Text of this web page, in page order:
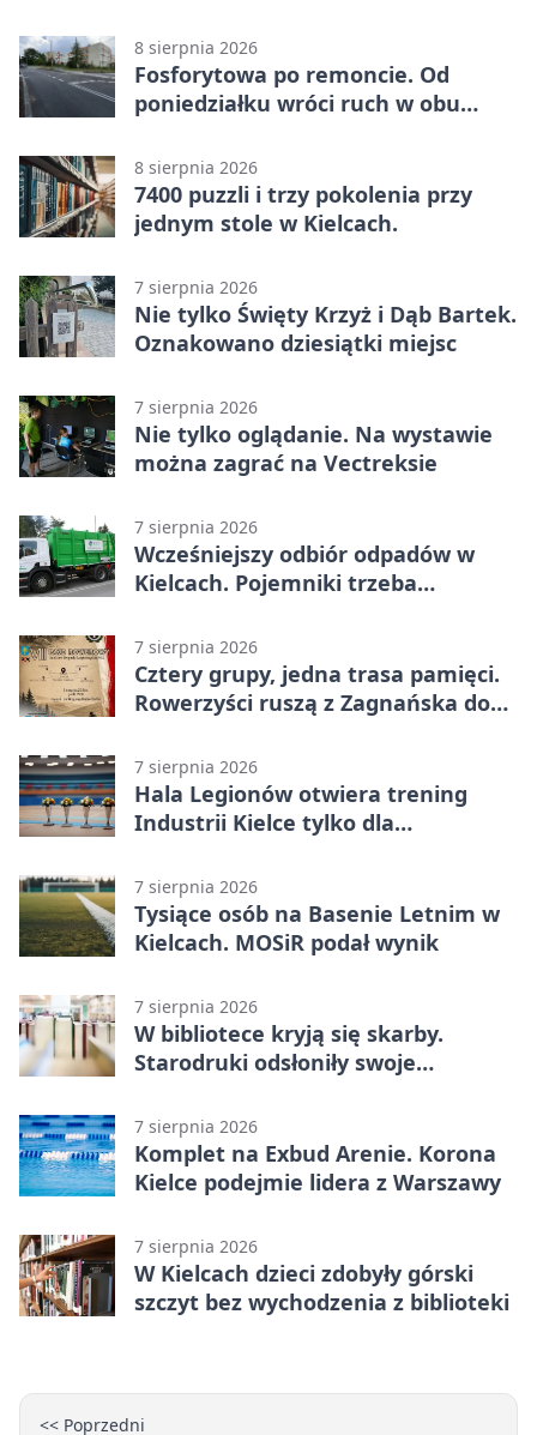
(Grupa IV)
8 sierpnia 2026
Fosforytowa po remoncie. Od
poniedziałku wróci ruch w obu
8 sierpnia 2026
7400 puzzli i trzy pokolenia przy
jednym stole w Kielcach.
7 sierpnia 2026
Nie tylko Święty Krzyż i Dąb Bartek.
Oznakowano dziesiątki miejsc
7 sierpnia 2026
Nie tylko oglądanie. Na wystawie
można zagrać na Vectreksie
7 sierpnia 2026
Wcześniejszy odbiór odpadów w
Kielcach. Pojemniki trzeba
7 sierpnia 2026
Cztery grupy, jedna trasa pamięci.
Rowerzyści ruszą z Zagnańska do
7 sierpnia 2026
Hala Legionów otwiera trening
Industrii Kielce tylko dla
7 sierpnia 2026
Tysiące osób na Basenie Letnim w
Kielcach. MOSiR podał wynik
7 sierpnia 2026
W bibliotece kryją się skarby.
Starodruki odsłoniły swoje
7 sierpnia 2026
Komplet na Exbud Arenie. Korona
Kielce podejmie lidera z Warszawy
7 sierpnia 2026
W Kielcach dzieci zdobyły górski
szczyt bez wychodzenia z biblioteki
<< Poprzedni